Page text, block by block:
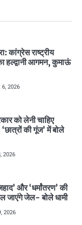
कांग्रेस राष्ट्रीय
हल्द्वानी आगमन, कुमाऊं
6, 2026
को लेनी चाहिए
‘छात्रों की गूंज’ में बोले
2026
और ‘धर्मांतरण’ की
जाएंगे जेल- बोले धामी
2026